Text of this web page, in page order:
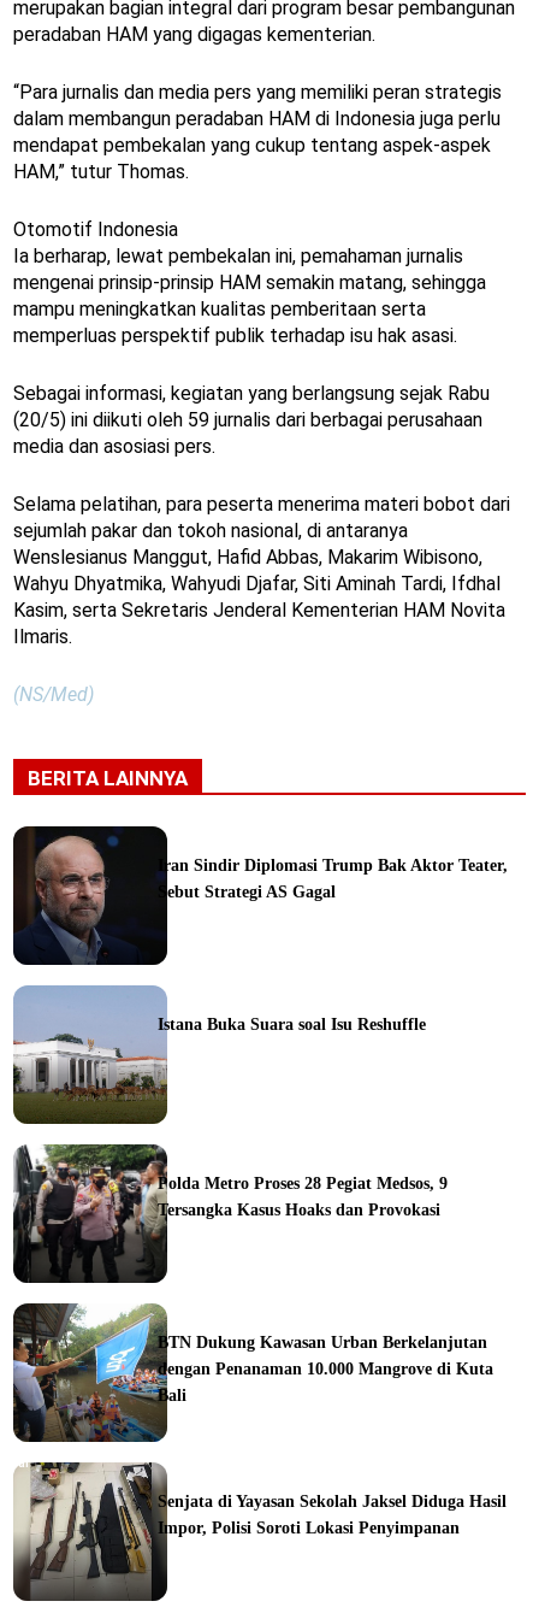
merupakan bagian integral dari program besar pembangunan
peradaban HAM yang digagas kementerian.
“Para jurnalis dan media pers yang memiliki peran strategis
dalam membangun peradaban HAM di Indonesia juga perlu
mendapat pembekalan yang cukup tentang aspek-aspek
HAM,” tutur Thomas.
Otomotif Indonesia
Ia berharap, lewat pembekalan ini, pemahaman jurnalis
mengenai prinsip-prinsip HAM semakin matang, sehingga
mampu meningkatkan kualitas pemberitaan serta
memperluas perspektif publik terhadap isu hak asasi.
Sebagai informasi, kegiatan yang berlangsung sejak Rabu
(20/5) ini diikuti oleh 59 jurnalis dari berbagai perusahaan
media dan asosiasi pers.
Selama pelatihan, para peserta menerima materi bobot dari
sejumlah pakar dan tokoh nasional, di antaranya
Wenslesianus Manggut, Hafid Abbas, Makarim Wibisono,
Wahyu Dhyatmika, Wahyudi Djafar, Siti Aminah Tardi, Ifdhal
Kasim, serta Sekretaris Jenderal Kementerian HAM Novita
Ilmaris.
(NS/Med)
BERITA LAINNYA
Iran Sindir Diplomasi Trump Bak Aktor Teater,
Sebut Strategi AS Gagal
Istana Buka Suara soal Isu Reshuffle
Polda Metro Proses 28 Pegiat Medsos, 9
Tersangka Kasus Hoaks dan Provokasi
BTN Dukung Kawasan Urban Berkelanjutan
dengan Penanaman 10.000 Mangrove di Kuta
Bali
Senjata di Yayasan Sekolah Jaksel Diduga Hasil
Impor, Polisi Soroti Lokasi Penyimpanan